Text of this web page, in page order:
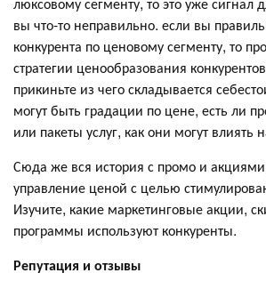
вы что-то неправильно. если вы
конкурента по ценовому сегменту, то
стратегии ценообразования
прикиньте из чего складывается
могут быть градации по цене, есть ли
или пакеты услуг, как они могут влиять
Сюда же вся история с промо и
управление ценой с целью
Изучите, какие маркетинговые акции,
программы используют конкуренты.
Репутация и отзывы